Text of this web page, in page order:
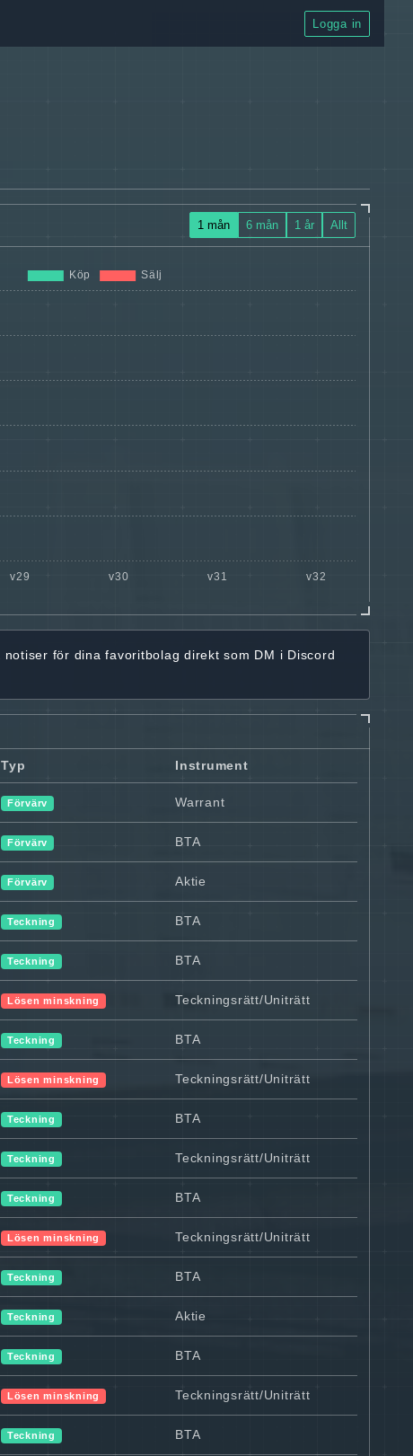
Logga in
1 mån 6 mån 1 år Allt
notiser för dina favoritbolag direkt som DM i Discord
Typ Instrument
Förvärv Warrant
Förvärv BTA
Förvärv Aktie
Teckning BTA
Teckning BTA
Lösen minskning Teckningsrätt/Uniträtt
Teckning BTA
Lösen minskning Teckningsrätt/Uniträtt
Teckning BTA
Teckning Teckningsrätt/Uniträtt
Teckning BTA
Lösen minskning Teckningsrätt/Uniträtt
Teckning BTA
Teckning Aktie
Teckning BTA
Lösen minskning Teckningsrätt/Uniträtt
Teckning BTA